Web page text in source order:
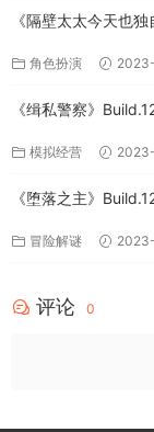
《隔壁太太今天也
角色扮演
《缉私警察》
模拟经营
《堕落之主》
冒险解谜
评论 0